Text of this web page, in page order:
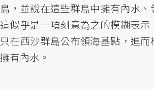
島，並說在這些群島中擁有內水、
這似乎是一項刻意為之的模糊表
只在西沙群島公布領海基點，進
擁有內水。